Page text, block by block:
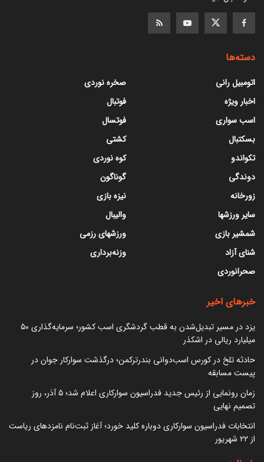
دسته‌ها
اتومبیل رانی
اخبار ویژه
اسب سواری
بسکتبال
تکواندو
دوندگی
زورخانه
سایر ورزشها
شمشیر بازی
شنای آزاد
صحرانوردی
صخره نوردی
فوتبال
فوتسال
کشتی
کوه نوردی
گوناگون
نیزه بازی
والیبال
ورزشهای رزمی
وزنه‌برداری
خبرهای اخیر
یزد در مسیر تبدیل‌شدن به قطب گردشگری اسب کشور؛ سرمایه‌گذاری ۵۰
میلیارد ریالی در اشکذر
حادثه تلخ در کورس اسب‌دوانی بندرترکمن؛ درگذشت سوارکار جوان در
پیست مسابقه
زمان رونمایی از رئیس جدید فدراسیون سوارکاری اعلام شد؛ ۵ آذر، روز
تصمیم نهایی
انتخابات فدراسیون سوارکاری دوباره کلید خورد؛ آغاز ثبت‌نام نامزدهای ریاست
از ۲۲ شهریور